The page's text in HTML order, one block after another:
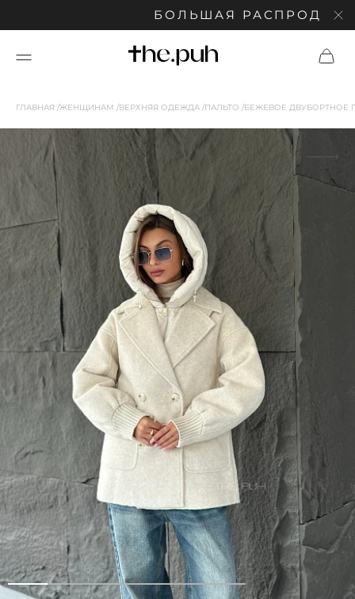
БОЛЬШАЯ РАСПРОДАЖА:
ГЛАВНАЯ ЖЕНЩИНАМ ВЕРХНЯЯ ОДЕЖДА ПАЛЬТО БЕЖЕВОЕ ДВУБОРТНОЕ